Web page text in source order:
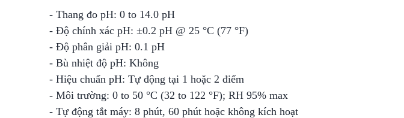
- Thang đo pH: 0 to 14.0 pH
- Độ chính xác pH: ±0.2 pH @ 25 °C (77 °F)
- Độ phân giải pH: 0.1 pH
- Bù nhiệt độ pH: Không
- Hiệu chuẩn pH: Tự động tại 1 hoặc 2 điểm
- Môi trường: 0 to 50 °C (32 to 122 °F); RH 95% max
- Tự động tắt máy: 8 phút, 60 phút hoặc không kích hoạt